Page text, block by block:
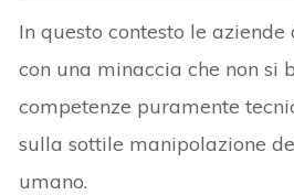
In questo contesto le
con una minaccia che non si
competenze puramente
sulla sottile manipolazione
umano.